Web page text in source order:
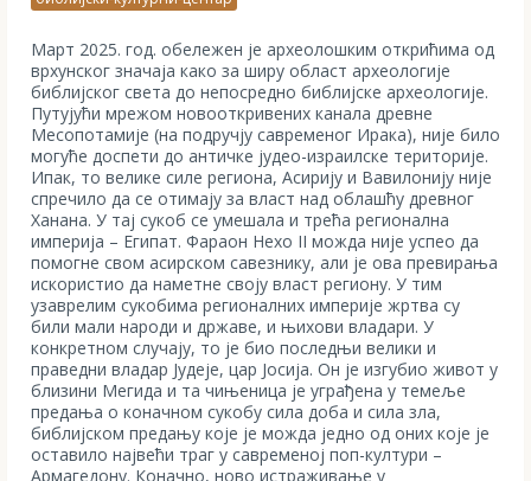
Март 2025. год. обележен је археолошким открићима од
врхунског значаја како за ширу област археологије
библијског света до непосредно библијске археологије.
Путујући мрежом новооткривених канала древне
Месопотамије (на подручју савременог Ирака), није било
могуће доспети до античке јудео-израилске територије.
Ипак, то велике силе региона, Асирију и Вавилонију није
спречило да се отимају за власт над облашћу древног
Ханана. У тај сукоб се умешала и трећа регионална
империја – Египат. Фараон Нехо II можда није успео да
помогне свом асирском савезнику, али је ова превирања
искористио да наметне своју власт региону. У тим
узаврелим сукобима регионалних империје жртва су
били мали народи и државе, и њихови владари. У
конкретном случају, то је био последњи велики и
праведни владар Јудеје, цар Јосија. Он је изгубио живот у
близини Мегида и та чињеница је уграђена у темеље
предања о коначном сукобу сила доба и сила зла,
библијском предању које је можда једно од оних које је
оставило највећи траг у савременој поп-култури –
Армагедону. Коначно, ново истраживање у